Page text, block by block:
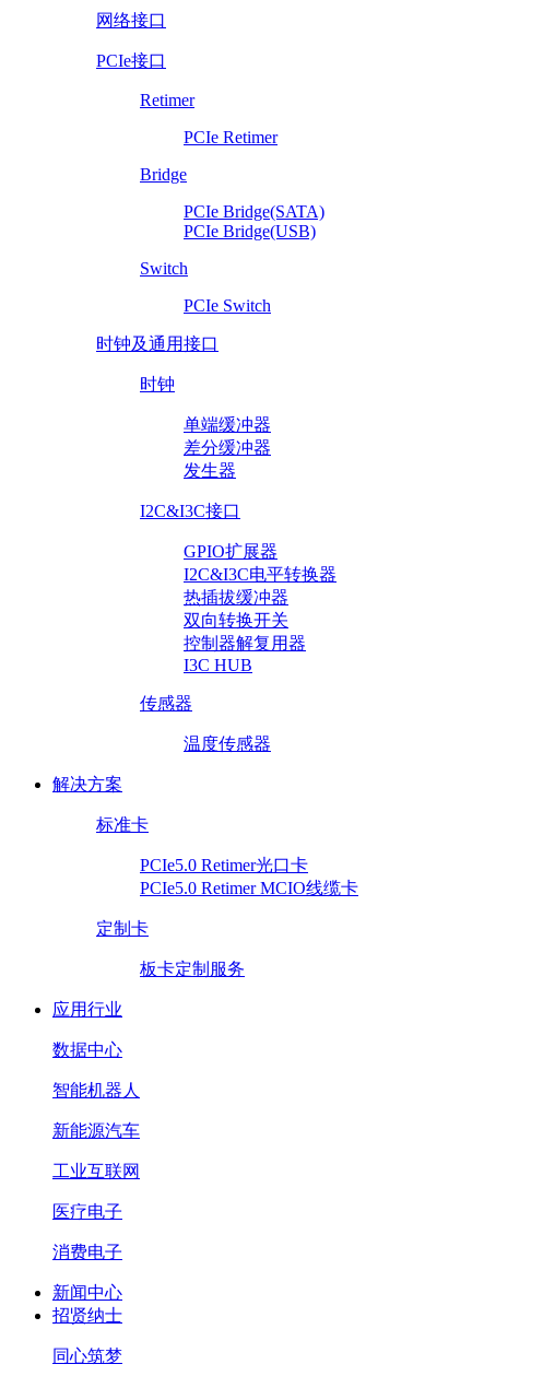
网络接口
PCIe接口
Retimer
PCIe Retimer
Bridge
PCIe Bridge(SATA)
PCIe Bridge(USB)
Switch
PCIe Switch
时钟及通用接口
时钟
单端缓冲器
差分缓冲器
发生器
I2C&I3C接口
GPIO扩展器
I2C&I3C电平转换器
热插拔缓冲器
双向转换开关
控制器解复用器
I3C HUB
传感器
温度传感器
解决方案
标准卡
PCIe5.0 Retimer光口卡
PCIe5.0 Retimer MCIO线缆卡
定制卡
板卡定制服务
应用行业
数据中心
智能机器人
新能源汽车
工业互联网
医疗电子
消费电子
新闻中心
招贤纳士
同心筑梦